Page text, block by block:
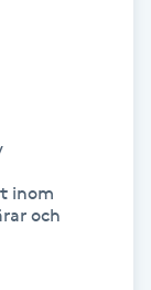
inom
och